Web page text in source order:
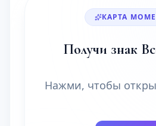
КАРТА
Получи знак
Нажми, чтобы